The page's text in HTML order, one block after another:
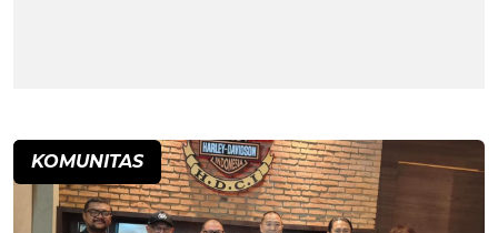
KOMUNITAS